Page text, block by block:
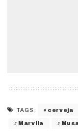
TAGS: cerveja
Marvila